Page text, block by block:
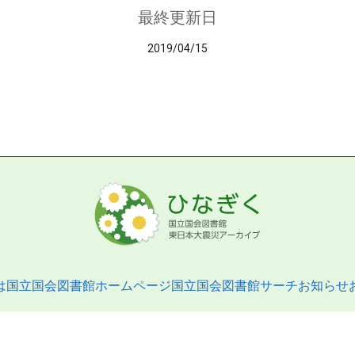
最終更新日
2019/04/15
国立国会図書館ホームページ国立国会図書館サーチお知らせ